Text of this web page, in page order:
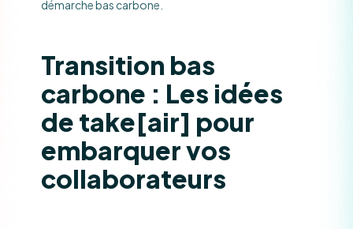
démarche bas carbone.
Transition bas
carbone : Les idées
de take[air] pour
embarquer vos
collaborateurs